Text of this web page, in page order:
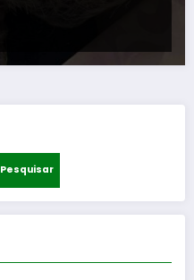
Pesquisar